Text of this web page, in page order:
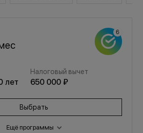
лет
Налоговый вычет
650 000 ₽
Выбрать
Ещё программы